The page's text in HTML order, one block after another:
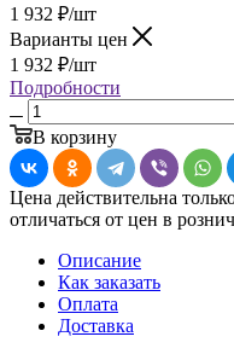
1 932 ₽/шт
Варианты цен
1 932 ₽/шт
Подробности
В корзину
Цена действительна
отличаться от цен в
Описание
Как заказать
Оплата
Доставка